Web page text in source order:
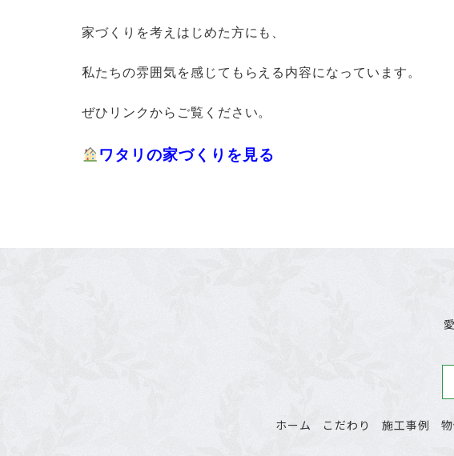
家づくりを考えはじめた方にも、
私たちの雰囲気を感じてもらえる内容になっています。
ぜひリンクからご覧ください。
ワタリの家づくりを見る
ホーム こだわり 施工事例